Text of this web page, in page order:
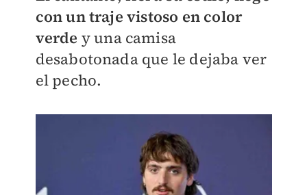
con un traje vistoso en color
verde y una camisa
desabotonada que le dejaba ver
el pecho.